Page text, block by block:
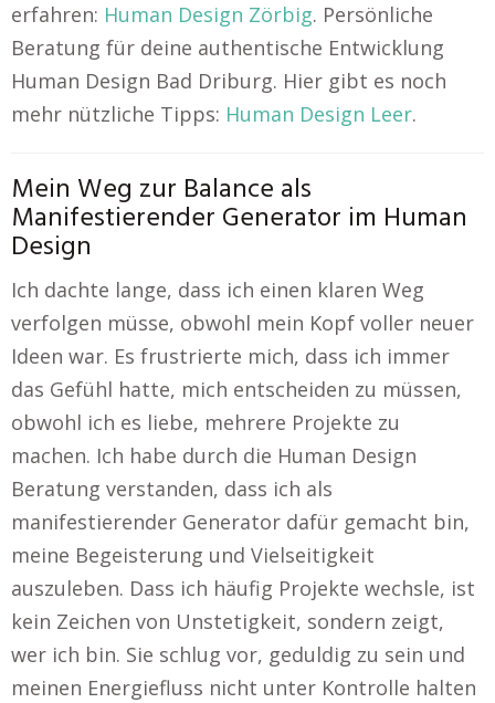
erfahren: Human Design Zörbig. Persönliche
Beratung für deine authentische Entwicklung
Human Design Bad Driburg. Hier gibt es noch
mehr nützliche Tipps: Human Design Leer.
Mein Weg zur Balance als
Manifestierender Generator im Human
Design
Ich dachte lange, dass ich einen klaren Weg
verfolgen müsse, obwohl mein Kopf voller neuer
Ideen war. Es frustrierte mich, dass ich immer
das Gefühl hatte, mich entscheiden zu müssen,
obwohl ich es liebe, mehrere Projekte zu
machen. Ich habe durch die Human Design
Beratung verstanden, dass ich als
manifestierender Generator dafür gemacht bin,
meine Begeisterung und Vielseitigkeit
auszuleben. Dass ich häufig Projekte wechsle, ist
kein Zeichen von Unstetigkeit, sondern zeigt,
wer ich bin. Sie schlug vor, geduldig zu sein und
meinen Energiefluss nicht unter Kontrolle halten